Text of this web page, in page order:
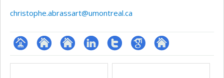
christophe.abrassart@umontreal.ca
Page Site
Site
LinkedInCompteGoogleAutre
Media